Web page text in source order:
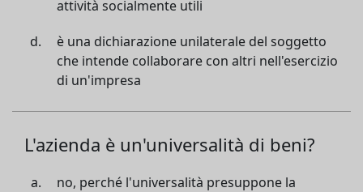
attività socialmente utili
è una dichiarazione unilaterale del soggetto
che intende collaborare con altri nell'esercizio
di un'impresa
L'azienda è un'universalità di beni?
no, perché l'universalità presuppone la